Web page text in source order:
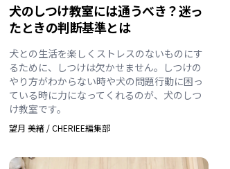
犬のしつけ教室には通うべき？迷っ
たときの判断基準とは
犬との生活を楽しくストレスのないものにす
るために、しつけは欠かせません。しつけの
やり方がわからない時や犬の問題行動に困っ
ている時に力になってくれるのが、犬のしつ
け教室です。
望月 美緒 /CHERIEE編集部